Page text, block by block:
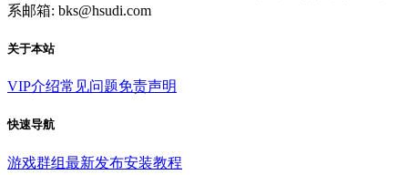
系邮箱: bks@hsudi.com
关于本站
VIP介绍常见问题免责声明
快速导航
游戏群组最新发布安装教程